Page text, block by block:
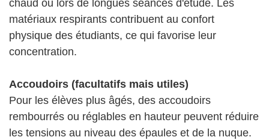
chaud ou lors de longues séances d'étude. Les
matériaux respirants contribuent au confort
physique des étudiants, ce qui favorise leur
concentration.
Accoudoirs (facultatifs mais utiles)
Pour les élèves plus âgés, des accoudoirs
rembourrés ou réglables en hauteur peuvent réduire
les tensions au niveau des épaules et de la nuque.